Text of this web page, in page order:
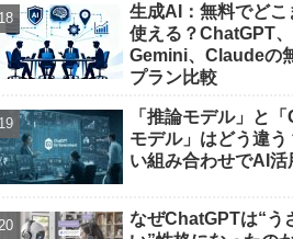
生成AI：無料でどこ
使える？ChatGPT、
Gemini、Claudeの
プラン比較
「推論モデル」と「
モデル」はどう違う
い組み合わせでAI活
なぜChatGPTは“う